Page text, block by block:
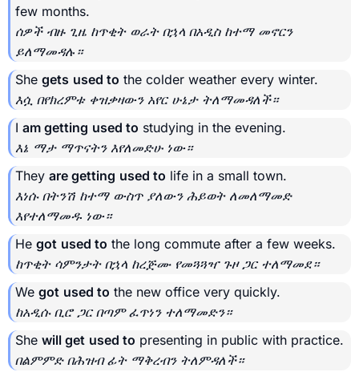
few months.
ሰዎች ብዙ ጊዜ ከጥቂት ወራት በኋላ በአዲስ ከተማ መኖርን
ይለማመዳሉ።
She gets used to the colder weather every winter.
እሷ በየክረምቱ ቀዝቃዛውን አየር ሁኔታ ትለማመዳለች።
I am getting used to studying in the evening.
እኔ ማታ ማጥናትን እየለመድሁ ነው።
They are getting used to life in a small town.
እነሱ በትንሽ ከተማ ውስጥ ያለውን ሕይወት ለመለማመድ
እየተለማመዱ ነው።
He got used to the long commute after a few weeks.
ከጥቂት ሳምንታት በኋላ ከረጅሙ የመጓጓዣ ጉዞ ጋር ተለማመደ።
We got used to the new office very quickly.
ከአዲሱ ቢሮ ጋር በጣም ፈጥነን ተለማመድን።
She will get used to presenting in public with practice.
በልምምድ በሕዝብ ፊት ማቅረብን ትለምዳለች።